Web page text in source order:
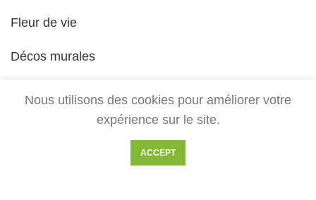
Fleur de vie
Décos murales
NOUS CONTACTER
Pour toute demande, contactez-nous par mail à :
Nous utilisons des cookies pour améliorer votre
expérience sur le site.
ACCEPT